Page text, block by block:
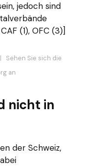
jedoch sind
(1), OFC (3)]
| Sehen Sie sich die
an
nicht in
der Schweiz,